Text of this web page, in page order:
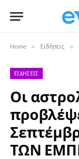
Home » Ειδήσεις »
ΕΙΔΉΣΕΙΣ
Οι
ΤΩΝ